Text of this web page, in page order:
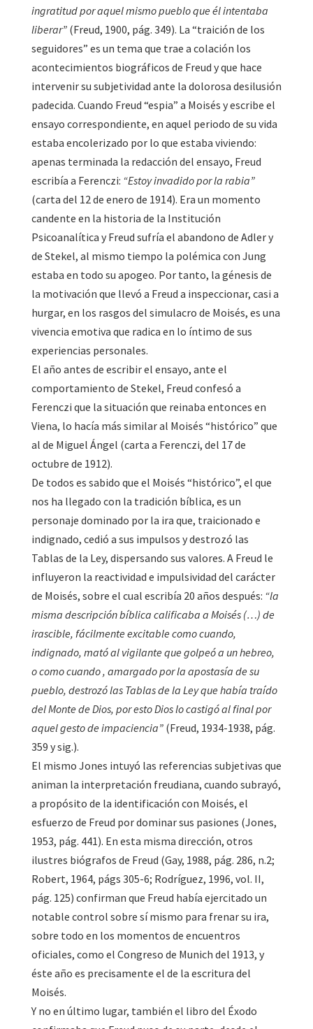
ingratitud por aquel mismo pueblo que él intentaba
liberar” (Freud, 1900, pág. 349). La “traición de los
seguidores” es un tema que trae a colación los
acontecimientos biográficos de Freud y que hace
intervenir su subjetividad ante la dolorosa desilusión
padecida. Cuando Freud “espia” a Moisés y escribe el
ensayo correspondiente, en aquel periodo de su vida
estaba encolerizado por lo que estaba viviendo:
apenas terminada la redacción del ensayo, Freud
escribía a Ferenczi: “Estoy invadido por la rabia”
(carta del 12 de enero de 1914). Era un momento
candente en la historia de la Institución
Psicoanalítica y Freud sufría el abandono de Adler y
de Stekel, al mismo tiempo la polémica con Jung
estaba en todo su apogeo. Por tanto, la génesis de
la motivación que llevó a Freud a inspeccionar, casi a
hurgar, en los rasgos del simulacro de Moisés, es una
vivencia emotiva que radica en lo íntimo de sus
experiencias personales.
El año antes de escribir el ensayo, ante el
comportamiento de Stekel, Freud confesó a
Ferenczi que la situación que reinaba entonces en
Viena, lo hacía más similar al Moisés “histórico” que
al de Miguel Ángel (carta a Ferenczi, del 17 de
octubre de 1912).
De todos es sabido que el Moisés “histórico”, el que
nos ha llegado con la tradición bíblica, es un
personaje dominado por la ira que, traicionado e
indignado, cedió a sus impulsos y destrozó las
Tablas de la Ley, dispersando sus valores. A Freud le
influyeron la reactividad e impulsividad del carácter
de Moisés, sobre el cual escribía 20 años después: “la
misma descripción bíblica calificaba a Moisés (…) de
irascible, fácilmente excitable como cuando,
indignado, mató al vigilante que golpeó a un hebreo,
o como cuando , amargado por la apostasía de su
pueblo, destrozó las Tablas de la Ley que había traído
del Monte de Dios, por esto Dios lo castigó al final por
aquel gesto de impaciencia” (Freud, 1934-1938, pág.
359 y sig.).
El mismo Jones intuyó las referencias subjetivas que
animan la interpretación freudiana, cuando subrayó,
a propósito de la identificación con Moisés, el
esfuerzo de Freud por dominar sus pasiones (Jones,
1953, pág. 441). En esta misma dirección, otros
ilustres biógrafos de Freud (Gay, 1988, pág. 286, n.2;
Robert, 1964, págs 305-6; Rodríguez, 1996, vol. II,
pág. 125) confirman que Freud había ejercitado un
notable control sobre sí mismo para frenar su ira,
sobre todo en los momentos de encuentros
oficiales, como el Congreso de Munich del 1913, y
éste año es precisamente el de la escritura del
Moisés.
Y no en último lugar, también el libro del Éxodo